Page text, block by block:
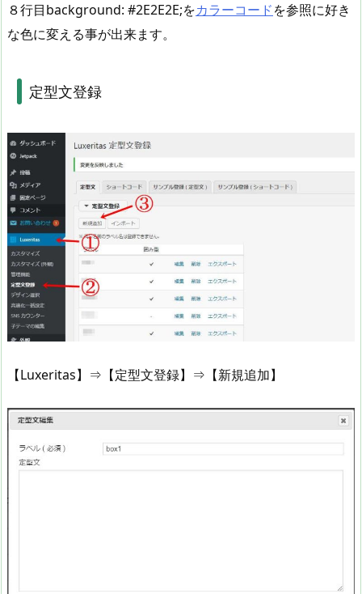
８行目background: #2E2E2E;をカラーコードを参照に好き
な色に変える事が出来ます。
定型文登録
【Luxeritas】⇒【定型文登録】⇒【新規追加】